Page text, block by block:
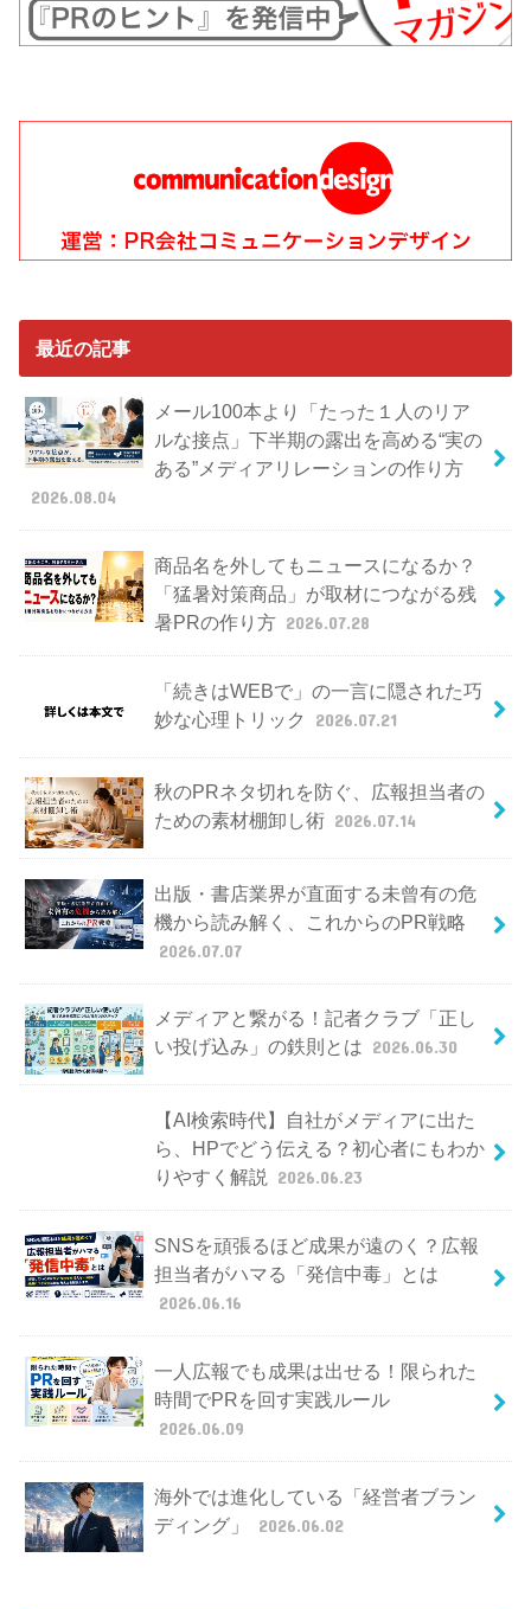
最近の記事
メール100本より「たった１人のリア
ルな接点」下半期の露出を高める“実の
ある”メディアリレーションの作り方
2026.08.04
商品名を外してもニュースになるか？
「猛暑対策商品」が取材につながる残
暑PRの作り方 2026.07.28
「続きはWEBで」の一言に隠された巧
妙な心理トリック
2026.07.21
秋のPRネタ切れを防ぐ、広報担当者の
ための素材棚卸し術 2026.07.14
出版・書店業界が直面する未曾有の危
機から読み解く、これからのPR戦略
2026.07.07
メディアと繋がる！記者クラブ「正し
い投げ込み」の鉄則とは 2026.06.30
【AI検索時代】自社がメディアに出た
ら、HPでどう伝える？初心者にもわか
りやすく解説
2026.06.23
SNSを頑張るほど成果が遠のく？広報
担当者がハマる「発信中毒」とは
2026.06.16
一人広報でも成果は出せる！限られた
時間でPRを回す実践ルール
2026.06.09
海外では進化している「経営者ブラン
ディング」
2026.06.02